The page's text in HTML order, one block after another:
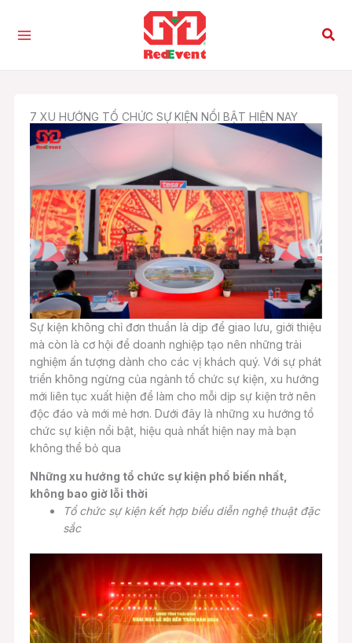
Tìm
7 XU HƯỚNG TỔ CHỨC SỰ KIỆN NỔI BẬT HIỆN NAY
Sự kiện không chỉ đơn thuần là dịp để giao lưu, giới thiệu
mà còn là cơ hội để doanh nghiệp tạo nên những trải
nghiệm ấn tượng dành cho các vị khách quý. Với sự phát
triển không ngừng của ngành tổ chức sự kiện, xu hướng
mới liên tục xuất hiện để làm cho mỗi dịp sự kiện trở nên
độc đáo và mới mẻ hơn. Dưới đây là những xu hướng tổ
chức sự kiện nổi bật, hiệu quả nhất hiện nay mà bạn
không thể bỏ qua
Những xu hướng tổ chức sự kiện phổ biến nhất,
không bao giờ lỗi thời
Tổ chức sự kiện kết hợp biểu diễn nghệ thuật đặc
sắc